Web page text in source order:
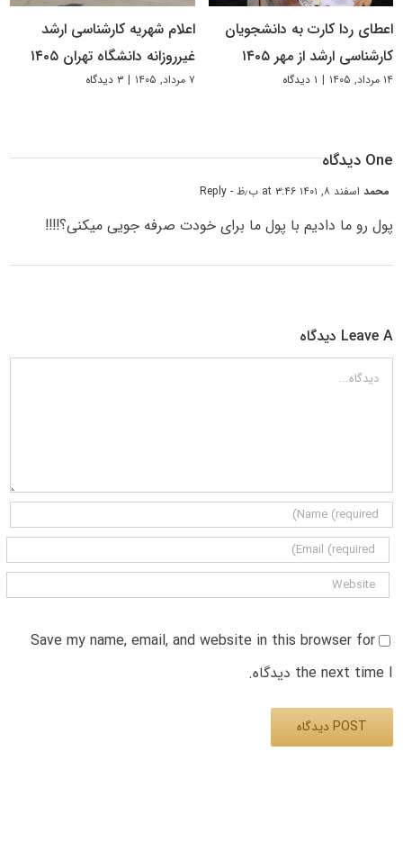
اعطای ردا کارت به دانشجویان
کارشناسی ارشد از مهر ۱۴۰۵
۱۴ مرداد, ۱۴۰۵ | ۱ دیدگاه
اعلام شهریه کارشناسی ارشد
غیرروزانه دانشگاه تهران ۱۴۰۵
۷ مرداد, ۱۴۰۵ | ۳ دیدگاه
One دیدگاه
محمداسفند ۸, ۱۴۰۱ at ۳:۴۶ ب٫ظ - Reply
پول رو ما دادیم با پول ما برای خودت صرفه جویی میکنی؟!!!!
Leave A دیدگاه
دیدگاه
Save my name, email, and website in this browser for
the next time I دیدگاه.